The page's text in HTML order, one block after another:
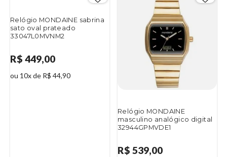
Relógio MONDAINE sabrina
sato oval prateado
33047L0MVNM2
R$ 449,00
ou 10x de R$ 44,90
Relógio MONDAINE
masculino analógico digital
32944GPMVDE1
R$ 539,00